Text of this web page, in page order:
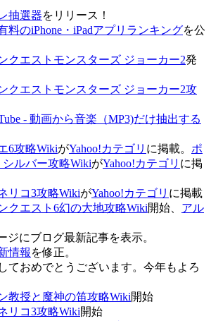
抽選器をリリース！
料のiPhone・iPadアプリランキングを公
クエストモンスターズ ジョーカー2発
クエストモンスターズ ジョーカー2攻
- 動画から音楽（MP3)だけ抽出する
6攻略WikiがYahoo!カテゴリ に掲載。 ポ
ルバー攻略WikiがYahoo!カテゴリ に掲
リコ3攻略WikiがYahoo!カテゴリ に掲載
クエスト6幻の大地攻略Wiki開始、 アル
ジにブログ最新記事を表示。
情報 を修正。
ておめでとうございます。今年もよろ
教授と魔神の笛攻略Wiki開始
リコ3攻略Wiki開始